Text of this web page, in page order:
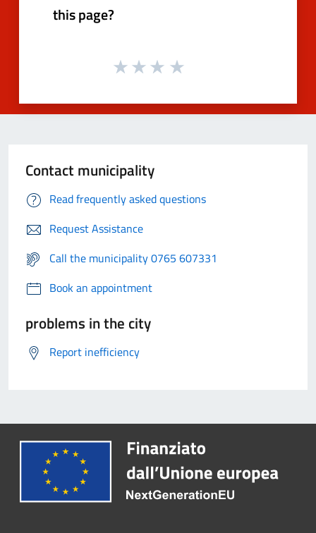
this page?
Contact municipality
Read frequently asked questions
Request Assistance
Call the municipality 0765 607331
Book an appointment
problems in the city
Report inefficiency